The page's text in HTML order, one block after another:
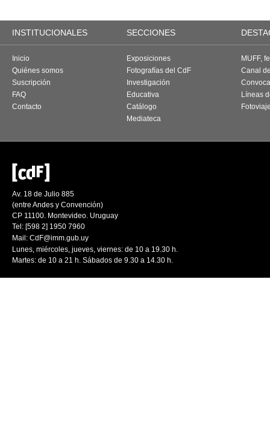
INSTITUCIONALES SECCIONES
Inicio
Quiénes somos
Suscripción
FAQ
Contacto
Exposiciones
Fotografías del CdF
Investigación
Educativa
Catálogo
Mediateca
MUFF,
Canal
Líneas
Av. 18 de Julio 885
(entre Andes y Convención)
CP 11100. Montevideo. Uruguay
Tel: [598 2] 1950 7960
Mail: CdF@imm.gub.uy
Lunes, miércoles, jueves, viernes: de 10 a 19.30 h.
Martes: de 10 a 21 h. Sábados de 9.30 a 14.30 h.